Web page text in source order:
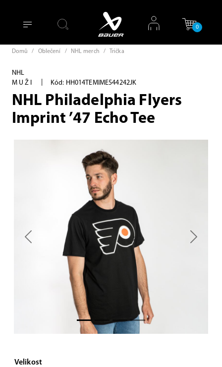
0
Domů / Oblečení / NHL merch / Trička
NHL
MUŽI
Kód: HH014TEMIME544242JK
NHL Philadelphia Flyers
Imprint ’47 Echo Tee
Previous Next
Velikost